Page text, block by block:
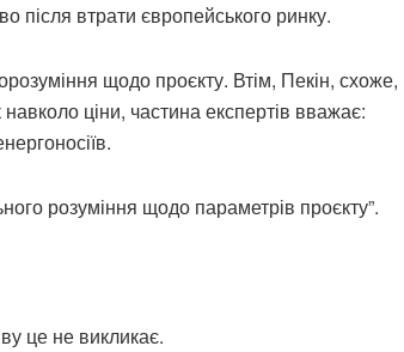
втрати європейського ринку.
щодо проєкту. Втім, Пекін, схоже,
ціни, частина експертів вважає:
розуміння щодо параметрів проєкту”.
це не викликає.